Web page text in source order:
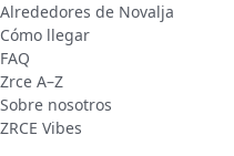
Alrededores de Novalja
Cómo llegar
FAQ
Zrce A–Z
Sobre nosotros
ZRCE Vibes